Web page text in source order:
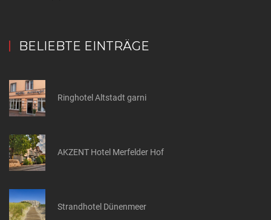
BELIEBTE EINTRÄGE
Ringhotel Altstadt garni
AKZENT Hotel Merfelder Hof
Strandhotel Dünenmeer